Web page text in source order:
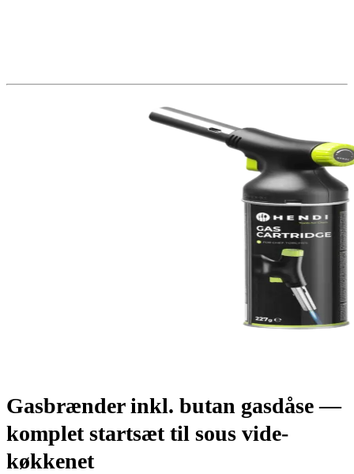
Gasbrænder inkl. butan gasdåse —
komplet startsæt til sous vide-
køkkenet